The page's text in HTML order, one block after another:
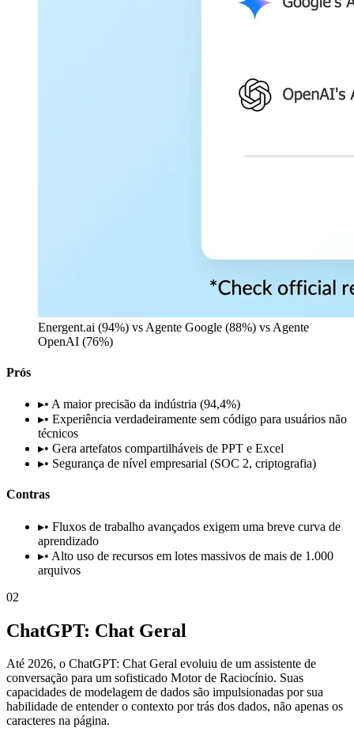
Energent.ai (94%) vs Agente Google (88%) vs Agente
OpenAI (76%)
Prós
▸• A maior precisão da indústria (94,4%)
▸• Experiência verdadeiramente sem código para usuários não
técnicos
▸• Gera artefatos compartilháveis de PPT e Excel
▸• Segurança de nível empresarial (SOC 2, criptografia)
Contras
▸• Fluxos de trabalho avançados exigem uma breve curva de
aprendizado
▸• Alto uso de recursos em lotes massivos de mais de 1.000
arquivos
02
ChatGPT: Chat Geral
Até 2026, o ChatGPT: Chat Geral evoluiu de um assistente de
conversação para um sofisticado Motor de Raciocínio. Suas
capacidades de modelagem de dados são impulsionadas por sua
habilidade de entender o contexto por trás dos dados, não apenas os
caracteres na página.